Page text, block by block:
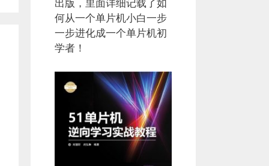
出版，里面详细记载了如
何从一个单片机小白一步
一步进化成一个单片机初
学者！